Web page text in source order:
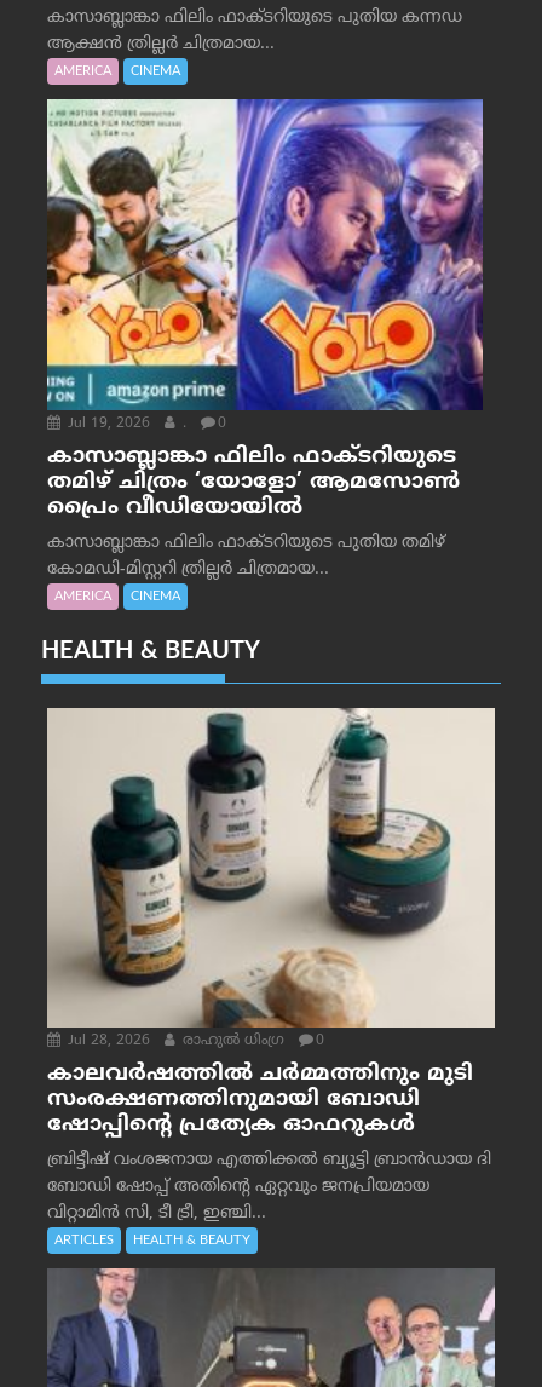
കാസാബ്ലാങ്കാ ഫിലിം ഫാക്ടറിയുടെ പുതിയ കന്നഡ
ആക്ഷൻ ത്രില്ലർ ചിത്രമായ...
AMERICA CINEMA
Jul 19, 2026 . 0
കാസാബ്ലാങ്കാ ഫിലിം ഫാക്ടറിയുടെ
തമിഴ് ചിത്രം ‘യോളോ’ ആമസോൺ
പ്രൈം വീഡിയോയിൽ
കാസാബ്ലാങ്കാ ഫിലിം ഫാക്ടറിയുടെ പുതിയ തമിഴ്
കോമഡി-മിസ്റ്ററി ത്രില്ലർ ചിത്രമായ...
AMERICA CINEMA
HEALTH & BEAUTY
Jul 28, 2026 രാഹുല്‍ ധിംഗ്ര 0
കാലവർഷത്തിൽ ചർമ്മത്തിനും മുടി
സംരക്ഷണത്തിനുമായി ബോഡി
ഷോപ്പിന്റെ പ്രത്യേക ഓഫറുകൾ
ബ്രിട്ടീഷ് വംശജനായ എത്തിക്കൽ ബ്യൂട്ടി ബ്രാൻഡായ ദി
ബോഡി ഷോപ്പ് അതിന്റെ ഏറ്റവും ജനപ്രിയമായ
വിറ്റാമിൻ സി, ടീ ട്രീ, ഇഞ്ചി...
ARTICLES HEALTH & BEAUTY